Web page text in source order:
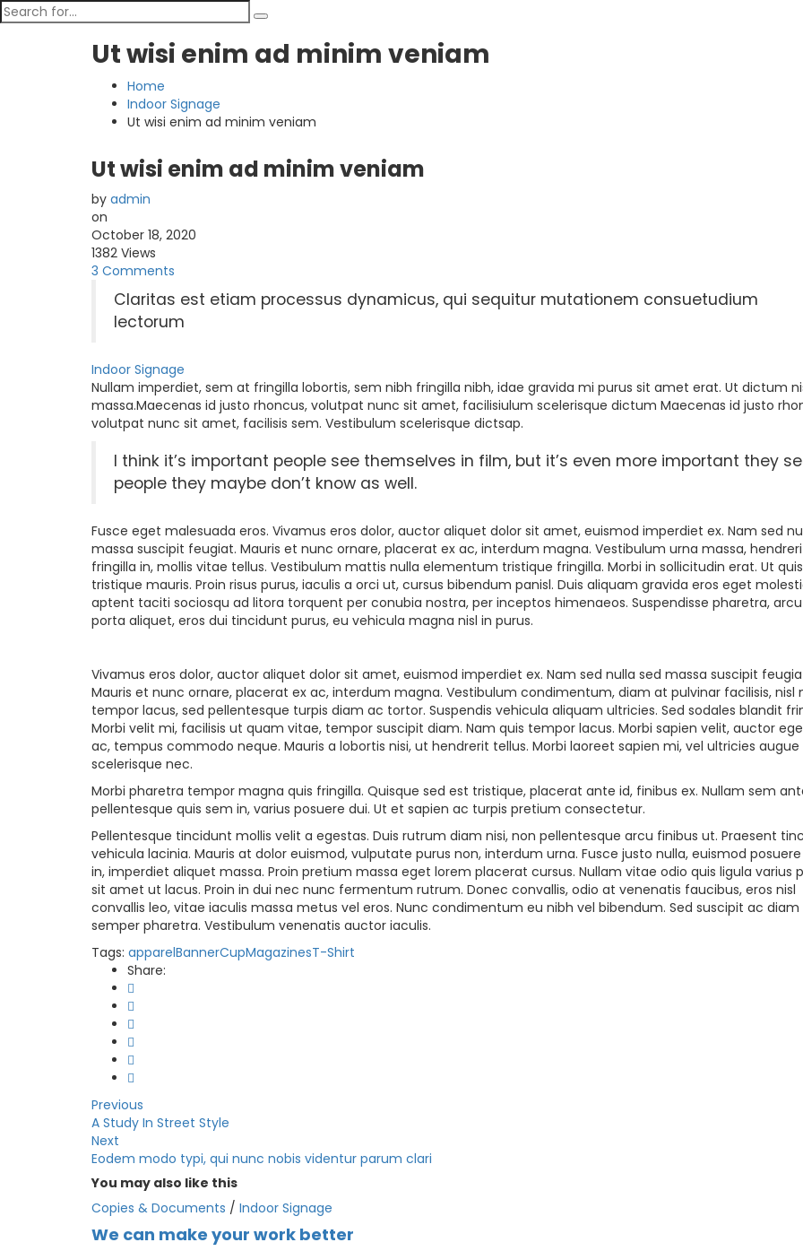
Ut wisi enim ad minim veniam
Home
Indoor Signage
Ut wisi enim ad minim veniam
Ut wisi enim ad minim veniam
by admin
on
October 18, 2020
1382 Views
3 Comments
Claritas est etiam processus dynamicus, qui sequitur mutationem consuetudium
lectorum
Indoor Signage
Nullam imperdiet, sem at fringilla lobortis, sem nibh fringilla nibh, idae gravida mi purus sit amet erat. Ut dictum
massa.Maecenas id justo rhoncus, volutpat nunc sit amet, facilisiulum scelerisque dictum Maecenas id justo
volutpat nunc sit amet, facilisis sem. Vestibulum scelerisque dictsap.
I think it’s important people see themselves in film, but it’s even more important they
people they maybe don’t know as well.
Fusce eget malesuada eros. Vivamus eros dolor, auctor aliquet dolor sit amet, euismod imperdiet ex. Nam sed
massa suscipit feugiat. Mauris et nunc ornare, placerat ex ac, interdum magna. Vestibulum urna massa,
fringilla in, mollis vitae tellus. Vestibulum mattis nulla elementum tristique fringilla. Morbi in sollicitudin erat. Ut quis
tristique mauris. Proin risus purus, iaculis a orci ut, cursus bibendum panisl. Duis aliquam gravida eros eget
aptent taciti sociosqu ad litora torquent per conubia nostra, per inceptos himenaeos. Suspendisse pharetra,
porta aliquet, eros dui tincidunt purus, eu vehicula magna nisl in purus.
Vivamus eros dolor, auctor aliquet dolor sit amet, euismod imperdiet ex. Nam sed nulla sed massa suscipit
Mauris et nunc ornare, placerat ex ac, interdum magna. Vestibulum condimentum, diam at pulvinar facilisis, nisl
tempor lacus, sed pellentesque turpis diam ac tortor. Suspendis vehicula aliquam ultricies. Sed sodales blandit
Morbi velit mi, facilisis ut quam vitae, tempor suscipit diam. Nam quis tempor lacus. Morbi sapien velit, auctor
ac, tempus commodo neque. Mauris a lobortis nisi, ut hendrerit tellus. Morbi laoreet sapien mi, vel ultricies augue
scelerisque nec.
Morbi pharetra tempor magna quis fringilla. Quisque sed est tristique, placerat ante id, finibus ex. Nullam sem
pellentesque quis sem in, varius posuere dui. Ut et sapien ac turpis pretium consectetur.
Pellentesque tincidunt mollis velit a egestas. Duis rutrum diam nisi, non pellentesque arcu finibus ut. Praesent
vehicula lacinia. Mauris at dolor euismod, vulputate purus non, interdum urna. Fusce justo nulla, euismod
in, imperdiet aliquet massa. Proin pretium massa eget lorem placerat cursus. Nullam vitae odio quis ligula varius
sit amet ut lacus. Proin in dui nec nunc fermentum rutrum. Donec convallis, odio at venenatis faucibus, eros nisl
convallis leo, vitae iaculis massa metus vel eros. Nunc condimentum eu nibh vel bibendum. Sed suscipit ac diam
semper pharetra. Vestibulum venenatis auctor iaculis.
Tags: apparelBannerCupMagazinesT-Shirt
Share:
Previous
A Study In Street Style
Next
Eodem modo typi, qui nunc nobis videntur parum clari
You may also like this
Copies & Documents / Indoor Signage
We can make your work better